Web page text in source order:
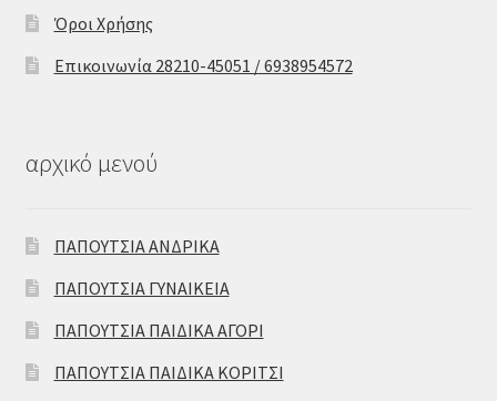
Όροι Χρήσης
Επικοινωνία 28210-45051 / 6938954572
αρχικό μενού
ΠΑΠΟΥΤΣΙΑ ΑΝΔΡΙΚΑ
ΠΑΠΟΥΤΣΙΑ ΓΥΝΑΙΚΕΙΑ
ΠΑΠΟΥΤΣΙΑ ΠΑΙΔΙΚΑ ΑΓΟΡΙ
ΠΑΠΟΥΤΣΙΑ ΠΑΙΔΙΚΑ ΚΟΡΙΤΣΙ